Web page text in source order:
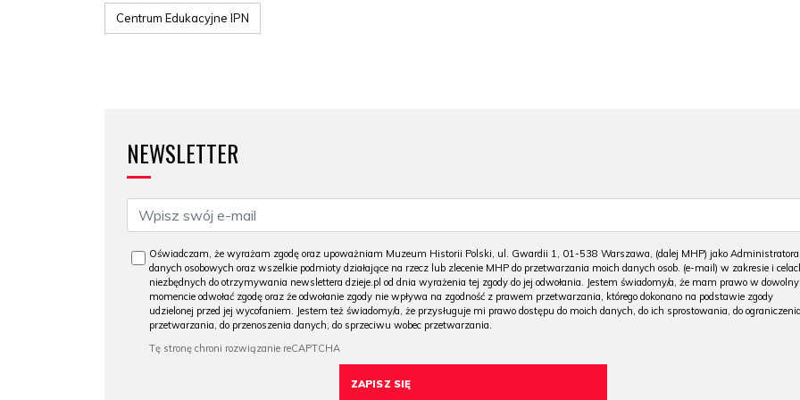
Centrum Edukacyjne IPN
NEWSLETTER
Oświadczam, że wyrażam zgodę oraz upoważniam Muzeum Historii Polski, ul. Gwardii 1, 01-538 Warszawa, (dalej MHP) jako Administratora
danych osobowych oraz wszelkie podmioty działające na rzecz lub zlecenie MHP do przetwarzania moich danych osob. (e-mail) w zakresie i
niezbędnych do otrzymywania newslettera dzieje.pl od dnia wyrażenia tej zgody do jej odwołania. Jestem świadomy/a, że mam prawo w
momencie odwołać zgodę oraz że odwołanie zgody nie wpływa na zgodność z prawem przetwarzania, którego dokonano na podstawie zgody
udzielonej przed jej wycofaniem. Jestem też świadomy/a, że przysługuje mi prawo dostępu do moich danych, do ich sprostowania, do ograniczenia
przetwarzania, do przenoszenia danych, do sprzeciwu wobec przetwarzania.